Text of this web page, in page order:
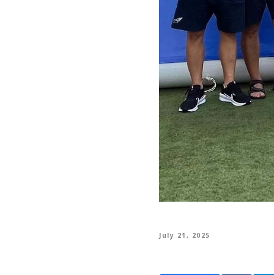
July 21, 2025